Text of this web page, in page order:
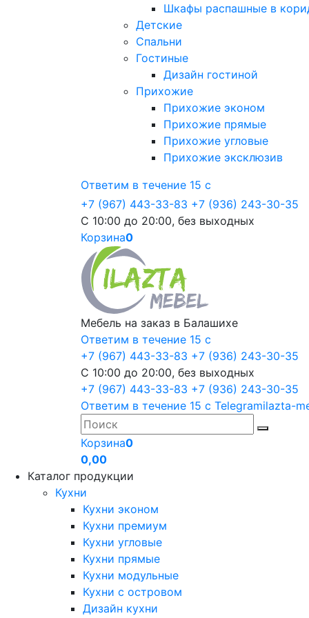
Шкафы распашные в
Детские
Спальни
Гостиные
Дизайн гостиной
Прихожие
Прихожие эконом
Прихожие прямые
Прихожие угловые
Прихожие эксклюзив
Ответим в течение 15 с
+7 (967) 443-33-83 +7 (936) 243-30-35
С 10:00 до 20:00, без выходных
Корзина0
Мебель на заказ в Балашихе
Ответим в течение 15 с
+7 (967) 443-33-83 +7 (936) 243-30-35
С 10:00 до 20:00, без выходных
+7 (967) 443-33-83 +7 (936) 243-30-35
Ответим в течение 15 с Telegramilazta-
Корзина0
0,00
Каталог продукции
Кухни
Кухни эконом
Кухни премиум
Кухни угловые
Кухни прямые
Кухни модульные
Кухни с островом
Дизайн кухни